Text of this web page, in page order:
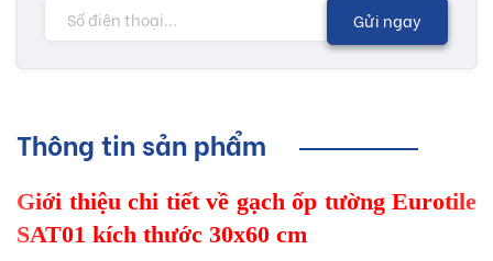
Gửi ngay
Thông tin sản phẩm
Giới thiệu chi tiết về gạch ốp tường Eurotile
SAT01 kích thước 30x60 cm